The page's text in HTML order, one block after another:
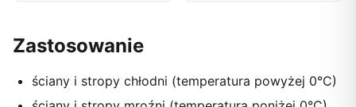
Zastosowanie
ściany i stropy chłodni (temperatura powyżej 0°C)